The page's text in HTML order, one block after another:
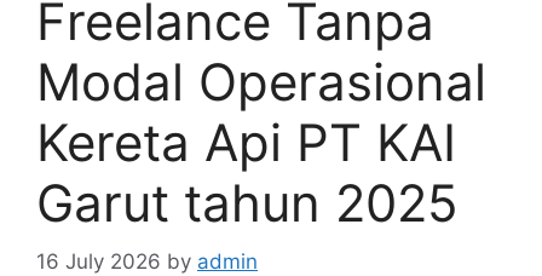
Freelance Tanpa
Modal Operasional
Kereta Api PT KAI
Garut tahun 2025
16 July 2026 by admin